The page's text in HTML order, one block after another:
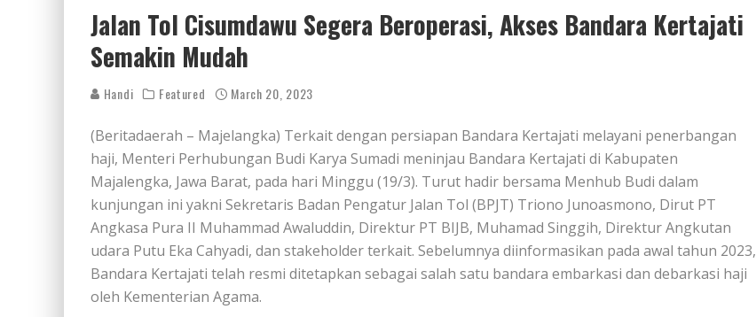
Jalan Tol Cisumdawu Segera Beroperasi, Akses Bandara Kertajati
Semakin Mudah
Handi Featured March 20, 2023
(Beritadaerah – Majelangka) Terkait dengan persiapan Bandara Kertajati melayani penerbangan
haji, Menteri Perhubungan Budi Karya Sumadi meninjau Bandara Kertajati di Kabupaten
Majalengka, Jawa Barat, pada hari Minggu (19/3). Turut hadir bersama Menhub Budi dalam
kunjungan ini yakni Sekretaris Badan Pengatur Jalan Tol (BPJT) Triono Junoasmono, Dirut PT
Angkasa Pura II Muhammad Awaluddin, Direktur PT BIJB, Muhamad Singgih, Direktur Angkutan
udara Putu Eka Cahyadi, dan stakeholder terkait. Sebelumnya diinformasikan pada awal tahun 2023,
Bandara Kertajati telah resmi ditetapkan sebagai salah satu bandara embarkasi dan debarkasi haji
oleh Kementerian Agama.